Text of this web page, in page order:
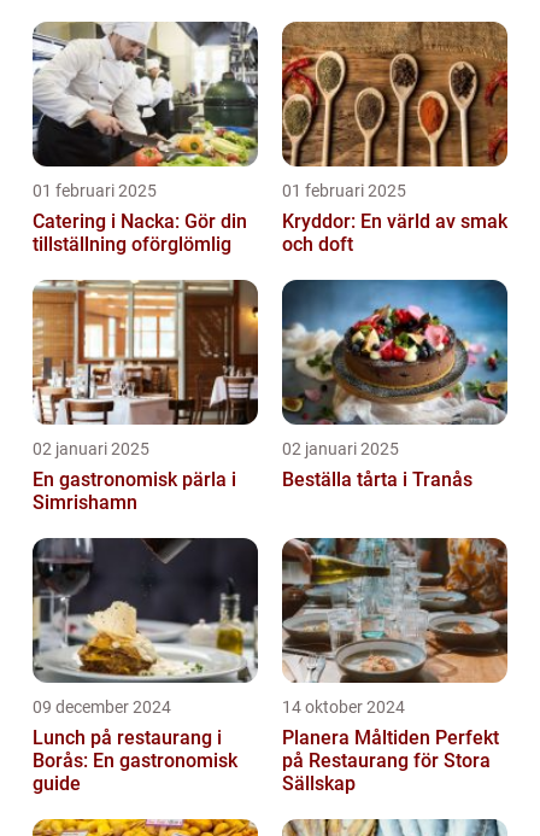
01 februari 2025
Catering i Nacka: Gör din
tillställning oförglömlig
01 februari 2025
Kryddor: En värld av smak
och doft
02 januari 2025
En gastronomisk pärla i
Simrishamn
02 januari 2025
Beställa tårta i Tranås
09 december 2024
Lunch på restaurang i
Borås: En gastronomisk
guide
14 oktober 2024
Planera Måltiden Perfekt
på Restaurang för Stora
Sällskap